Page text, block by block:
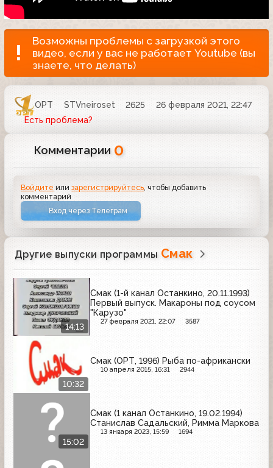
Возможны проблемы с загрузкой этого
видео, если у вас не работает Youtube (вы
знаете, что делать)
ОРТ STVneiroset 2625
26 февраля 2021, 22:47
Есть проблема?
Комментарии 0
Войдите илизарегистрируйтесь , чтобы добавить
комментарий
Вход через Телеграм
Другие выпуски программы Смак
14:13
Смак (1-й канал Останкино, 20.11.1993)
Первый выпуск. Макароны под соусом
"Карузо"
27 февраля 2021, 22:07 3587
10:32
Смак (ОРТ, 1996) Рыба по-африкански
10 апреля 2015, 16:31 2944
15:02
Смак (1 канал Останкино, 19.02.1994)
Станислав Садальский, Римма Маркова
13 января 2023, 15:59 1694